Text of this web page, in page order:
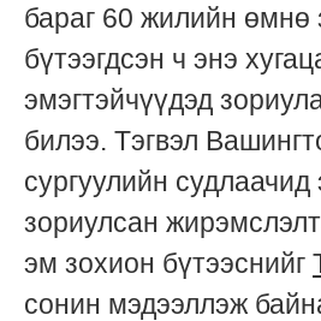
бараг 60 жилийн өмнө
бүтээгдсэн ч энэ
эмэгтэйчүүдэд
билээ. Тэгвэл
сургуулийн судлаачид
зориулсан
эм зохион бүтээснийг
сонин мэдээллэж